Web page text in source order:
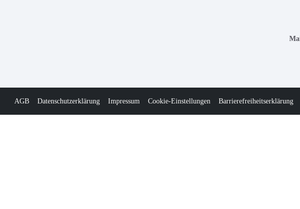
AGB Datenschutzerklärung Impressum Cookie-Einstellungen Barrierefreiheitserklärung